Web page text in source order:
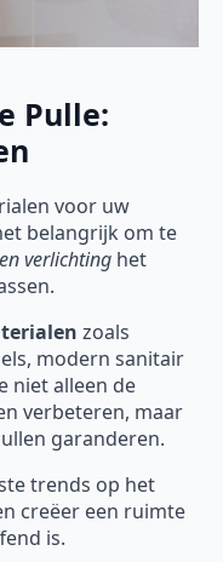
Pulle:
voor uw
belangrijk om te
verlichting het
zoals
modern sanitair
niet alleen de
verbeteren, maar
garanderen.
trends op het
creëer een ruimte
is.